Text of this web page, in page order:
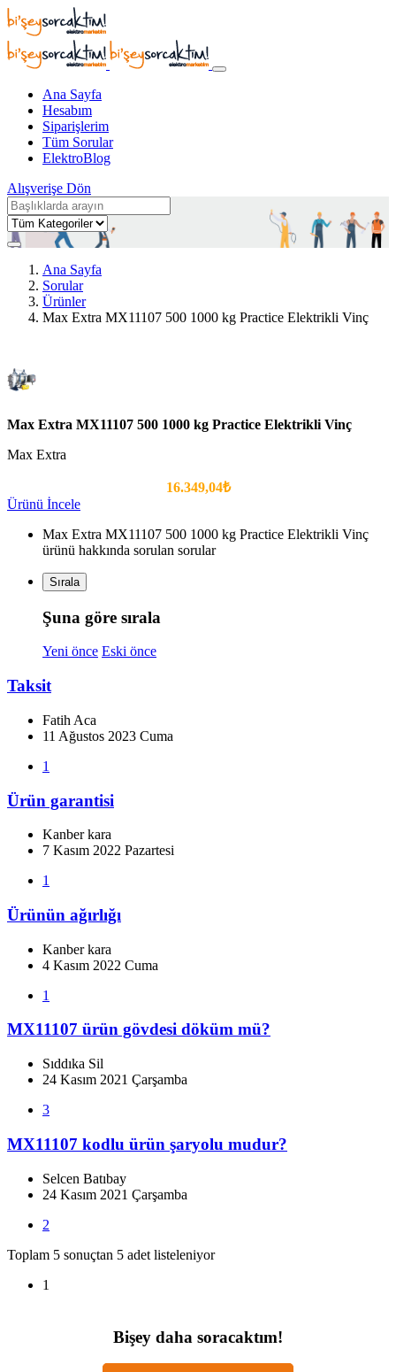
Ana Sayfa
Hesabım
Siparişlerim
Tüm Sorular
ElektroBlog
Alışverişe Dön
Ana Sayfa
Sorular
Ürünler
Max Extra MX11107 500 1000 kg Practice Elektrikli Vinç
Max Extra MX11107 500 1000 kg Practice Elektrikli Vinç
Max Extra
16.349,04₺
Ürünü İncele
Max Extra MX11107 500 1000 kg Practice Elektrikli Vinç
ürünü hakkında sorulan sorular
Sırala
Şuna göre sırala
Yeni önce Eski önce
Taksit
Fatih Aca
11 Ağustos 2023 Cuma
1
Ürün garantisi
Kanber kara
7 Kasım 2022 Pazartesi
1
Ürünün ağırlığı
Kanber kara
4 Kasım 2022 Cuma
1
MX11107 ürün gövdesi döküm mü?
Sıddıka Sil
24 Kasım 2021 Çarşamba
3
MX11107 kodlu ürün şaryolu mudur?
Selcen Batıbay
24 Kasım 2021 Çarşamba
2
Toplam 5 sonuçtan 5 adet listeleniyor
1
Bişey daha soracaktım!